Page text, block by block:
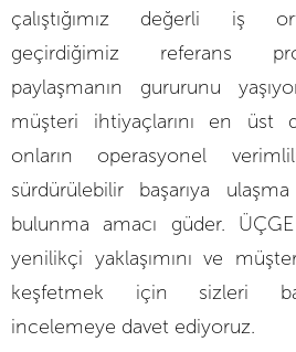
çalıştığımız değerli iş
geçirdiğimiz referans
paylaşmanın gururunu
müşteri ihtiyaçlarını en üst
onların operasyonel
sürdürülebilir başarıya
bulunma amacı güder.
yenilikçi yaklaşımını ve
keşfetmek için sizleri
incelemeye davet ediyoruz.